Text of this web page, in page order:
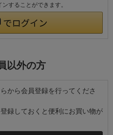
することができます。
以外の方
から会員登録を行ってくださ
録しておくと便利にお買い物が